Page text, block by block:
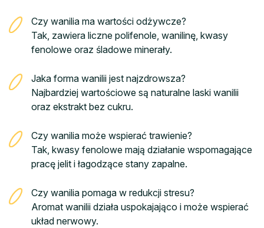
Czy wanilia ma wartości odżywcze?
Tak, zawiera liczne polifenole, wanilinę, kwasy
fenolowe oraz śladowe minerały.
Jaka forma wanilii jest najzdrowsza?
Najbardziej wartościowe są naturalne laski wanilii
oraz ekstrakt bez cukru.
Czy wanilia może wspierać trawienie?
Tak, kwasy fenolowe mają działanie wspomagające
pracę jelit i łagodzące stany zapalne.
Czy wanilia pomaga w redukcji stresu?
Aromat wanilii działa uspokajająco i może wspierać
układ nerwowy.